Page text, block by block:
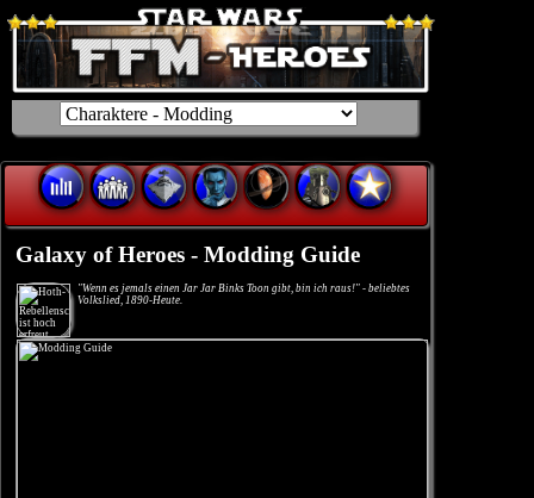
Galaxy of Heroes - Modding Guide
"Wenn es jemals einen Jar Jar Binks Toon gibt, bin ich raus!" - beliebtes
Volkslied, 1890-Heute.